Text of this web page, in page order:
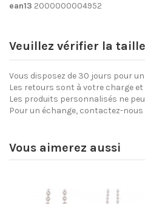
ean13 2000000004952
Veuillez vérifier la
Vous disposez de 30 jours pour
Les retours sont à votre charge
Les produits personnalisés ne
Pour un échange, contactez-
Vous aimerez aussi